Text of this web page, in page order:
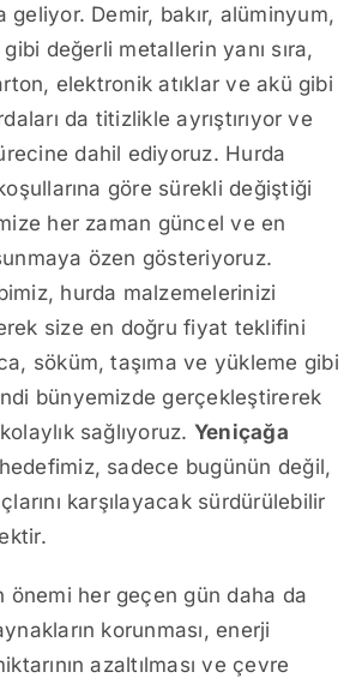
geliyor. Demir, bakır, alüminyum,
değerli metallerin yanı sıra,
elektronik atıklar ve akü gibi
da titizlikle ayrıştırıyor ve
dahil ediyoruz. Hurda
göre sürekli değiştiği
her zaman güncel ve en
özen gösteriyoruz.
hurda malzemelerinizi
size en doğru fiyat teklifini
söküm, taşıma ve yükleme gibi
bünyemizde gerçekleştirerek
sağlıyoruz. Yeniçağa
sadece bugünün değil,
karşılayacak sürdürülebilir
önemi her geçen gün daha da
korunması, enerji
azaltılması ve çevre